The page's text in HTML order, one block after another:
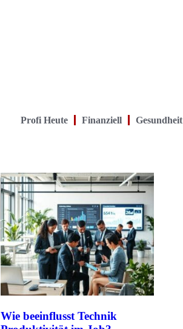
Profi Heute Finanziell Gesundheit
Wie beeinflusst Technik